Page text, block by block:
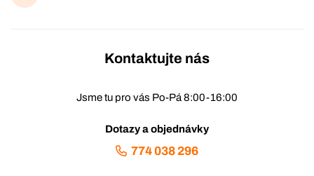
Kontaktujte nás
Jsme tu pro vás Po-Pá 8:00-16:00
Dotazy a objednávky
774 038 296